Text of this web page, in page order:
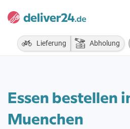
Lieferung Abholung
Essen bestellen
Muenchen